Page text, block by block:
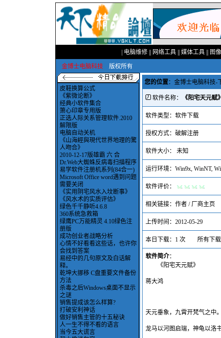
电脑维修 网络工具 媒体工具 图
金博士电脑科技 版权所有
皮鞋换算公式
《紫微论断》
经典小软件集合
箫心印章专用版
正选人际关系管理软件.2010
解限版
电脑自动关机
《山海經與現代世界地理的驚
人吻合》
2010-12-17版雄霸 六 合
Dr.Web大蜘蛛反病毒扫描程序
易学软件注册机系列(84合一)
Microsoft Office word遇到问题
需要关闭
《实用阴宅风水入坟断事》
《风水术的实质评估》
绿色千千静听4.6.8
360系统急救箱
绿鹰PC万能精灵 4.10绿色注
册版
成功创业者战略分析
心情不好看看这些话，也许你
会找到答案
易经中的几句原文及白话解
释。
乾坤大挪移 C盘重要文件备份
方法
杀毒之后Windows桌面不显示
之谜
销售提成该怎么样算?
打破安利神话
做好销售主管的十五秘诀
人一生不得不看的语言
当今五大谎言
您的位置： 金博士电脑科技-
软件名称： 《阳宅天元赋
软件类型：软件下载
授权方式：破解注册
软件大小： 未知
运行环境：Win9x, WinNT,
软件评价：
相关链接： 作者 / 厂商主页
上传时间：2012-05-29
本日下载：1 次 所有下载
软件简介：
《阳宅天元赋》
蒋大鸿
天元垂象，九霄开梵气之中
龙马以河图启瑞，神龟以洛